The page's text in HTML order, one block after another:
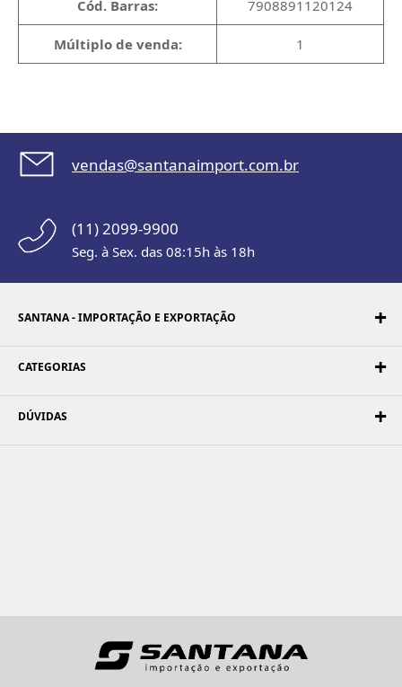
Cód. Barras: 7908891120124
Múltiplo de venda: 1
vendas@santanaimport.com.br
(11) 2099-9900
Seg. à Sex. das 08:15h às 18h
SANTANA - IMPORTAÇÃO E EXPORTAÇÃO
CATEGORIAS
DÚVIDAS